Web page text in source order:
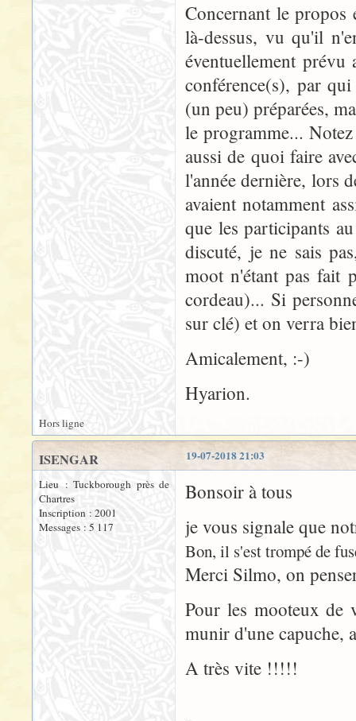
Concernant le propos
là-dessus, vu qu'il
éventuellement
conférence(s), par
(un peu) préparées,
le programme...
aussi de quoi faire
l'année dernière, lors
avaient notamment
que les participants
discuté, je ne sais
moot n'étant pas fait
cordeau)... Si
sur clé) et on verra
Amicalement, :-)
Hyarion.
Hors ligne
19-07-2018 21:03
ISENGAR
Lieu : Tuckborough près de
Chartres
Inscription : 2001
Messages : 5 117
Bonsoir à tous
je vous signale que
Bon, il s'est trompé de
Merci Silmo, on
Pour les mooteux de
munir d'une capuche,
A très vite !!!!!